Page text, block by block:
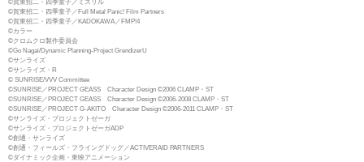
©賀東招二・四季童子／ミスリル
©賀東招二・四季童子／Full Metal Panic! Film Partners
©賀東招二・四季童子／KADOKAWA／FMP!4
©カラー
©クロムクロ製作委員会
©Go Nagai/Dynamic Planning-Project GrendizerU
©サンライズ
©サンライズ・R
© SUNRISE/VVV Committee
©SUNRISE／PROJECT GEASS Character Design ©2006 CLAMP・ST
©SUNRISE／PROJECT GEASS Character Design ©2006-2008 CLAMP・ST
©SUNRISE／PROJECT G-AKITO Character Design ©2006-2011 CLAMP・ST
©サンライズ・プロジェクトゼーガ
©サンライズ・プロジェクトゼーガADP
©創通・サンライズ
©創通・フィールズ・フライングドッグ／ACTIVERAID PARTNERS
©ダイナミック企画・東映アニメーション